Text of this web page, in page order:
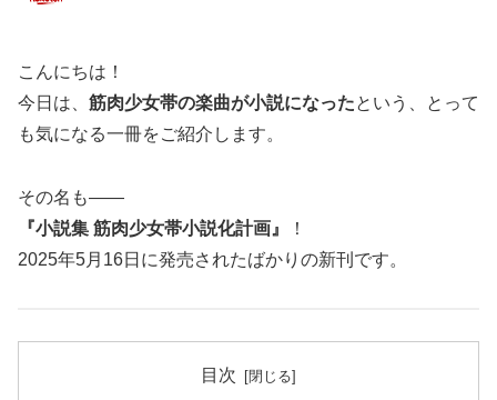
こんにちは！
今日は、 筋肉少女帯の楽曲が小説になったという、とって
も気になる一冊をご紹介します。
その名も——
『小説集 筋肉少女帯小説化計画』
！
2025年5月16日に発売されたばかりの新刊です。
目次